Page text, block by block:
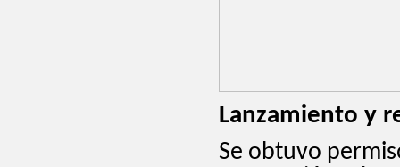
Lanzamiento y
Se obtuvo